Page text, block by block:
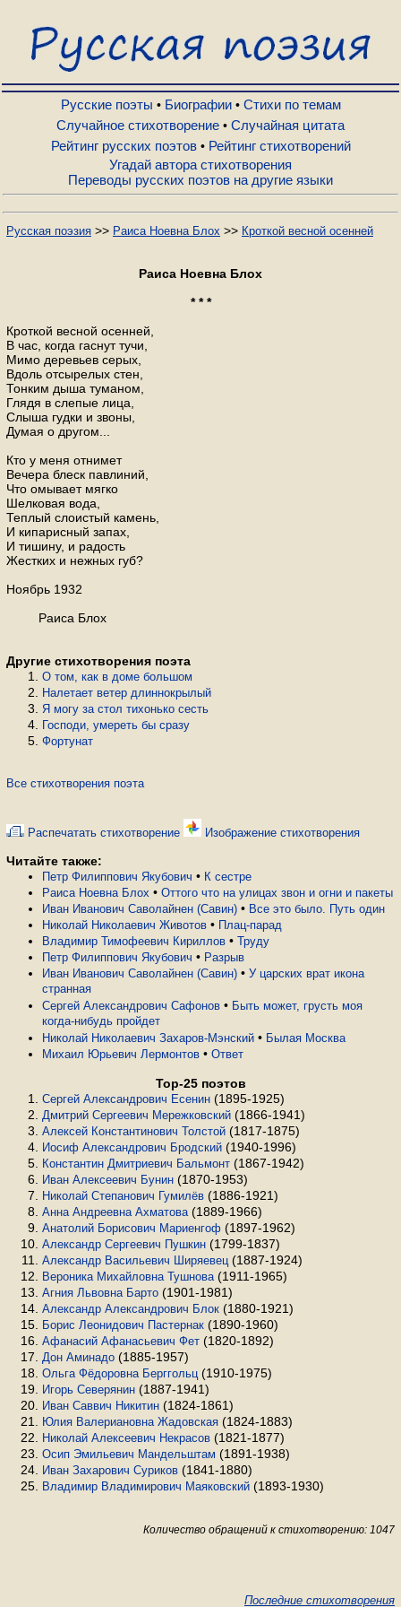
Русские поэты
Биографии
Стихи по темам
Случайное стихотворение
Рейтинг стихотворений
Русские поэты • Биографии• Стихи по темам
Случайное стихотворение • Случайная цитата
Рейтинг русских поэтов• Рейтинг стихотворений
Угадай автора стихотворения
Переводы русских поэтов на другие языки
Русская поэзия >> Раиса Ноевна Блох >> Кроткой весной осенней
Раиса Ноевна Блох
* * *
Кроткой весной осенней,
В час, когда гаснут тучи,
Мимо деревьев серых,
Вдоль отсырелых стен,
Тонким дыша туманом,
Глядя в слепые лица,
Слыша гудки и звоны,
Думая о другом...
Кто у меня отнимет
Вечера блеск павлиний,
Что омывает мягко
Шелковая вода,
Теплый слоистый камень,
И кипарисный запах,
И тишину, и радость
Жестких и нежных губ?
Ноябрь 1932
Раиса Блох
Другие стихотворения поэта
О том, как в доме большом
Налетает ветер длиннокрылый
Я могу за стол тихонько сесть
Господи, умереть бы сразу
Фортунат
Все стихотворения поэта
Распечатать стихотворение Изображение стихотворения
Читайте также:
Петр Филиппович Якубович • К сестре
Раиса Ноевна Блох • Оттого что на улицах звон и огни и пакеты
Иван Иванович Саволайнен (Савин) • Все это было. Путь один
Николай Николаевич Животов • Плац-парад
Владимир Тимофеевич Кириллов • Труду
Петр Филиппович Якубович • Разрыв
Иван Иванович Саволайнен (Савин) • У царских врат икона
странная
Сергей Александрович Сафонов • Быть может, грусть моя
когда-нибудь пройдет
Николай Николаевич Захаров-Мэнский • Былая Москва
Михаил Юрьевич Лермонтов • Ответ
Top-25 поэтов
Сергей Александрович Есенин (1895-1925)
Дмитрий Сергеевич Мережковский (1866-1941)
Алексей Константинович Толстой (1817-1875)
Иосиф Александрович Бродский (1940-1996)
Константин Дмитриевич Бальмонт (1867-1942)
Иван Алексеевич Бунин (1870-1953)
Николай Степанович Гумилёв (1886-1921)
Анна Андреевна Ахматова (1889-1966)
Анатолий Борисович Мариенгоф (1897-1962)
Александр Сергеевич Пушкин (1799-1837)
Александр Васильевич Ширяевец (1887-1924)
Вероника Михайловна Тушнова (1911-1965)
Агния Львовна Барто (1901-1981)
Александр Александрович Блок (1880-1921)
Борис Леонидович Пастернак (1890-1960)
Афанасий Афанасьевич Фет (1820-1892)
Дон Аминадо (1885-1957)
Ольга Фёдоровна Берггольц (1910-1975)
Игорь Северянин (1887-1941)
Иван Саввич Никитин (1824-1861)
Юлия Валериановна Жадовская (1824-1883)
Николай Алексеевич Некрасов (1821-1877)
Осип Эмильевич Мандельштам (1891-1938)
Иван Захарович Суриков (1841-1880)
Владимир Владимирович Маяковский (1893-1930)
Количество обращений к стихотворению: 1047
Последние стихотворения